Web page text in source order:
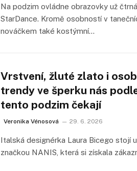
Na podzim ovládne obrazovky už
StarDance. Kromě osobností v
nováčkem také kostýmní…
Vrstvení, žluté zlato i
trendy ve šperku nás
tento podzim čekají
Veronika Vénosová 29. 6. 2026
Italská designérka Laura Bicego stojí
značkou NANIS, která si získala